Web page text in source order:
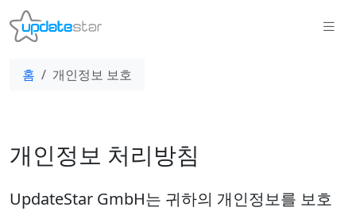
홈 개인정보 보호
개인정보 처리방침
UpdateStar GmbH는 귀하의 개인정보를 보호